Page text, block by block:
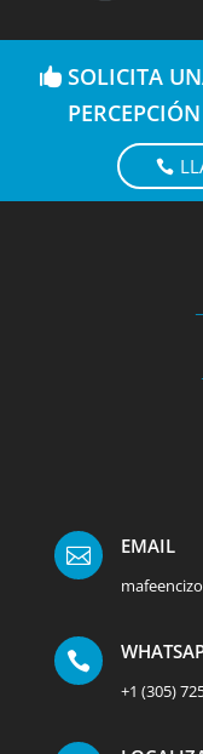
SOLICITA
PERCEPCIÓN
 EMAIL

+1 (305)